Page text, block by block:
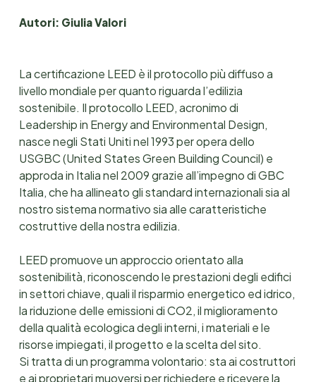
Autori: Giulia Valori
La certificazione LEED è il protocollo più diffuso a
livello mondiale per quanto riguarda l’edilizia
sostenibile. Il protocollo LEED, acronimo di
Leadership in Energy and Environmental Design,
nasce negli Stati Uniti nel 1993 per opera dello
USGBC (United States Green Building Council) e
approda in Italia nel 2009 grazie all’impegno di GBC
Italia, che ha allineato gli standard internazionali sia al
nostro sistema normativo sia alle caratteristiche
costruttive della nostra edilizia.
LEED promuove un approccio orientato alla
sostenibilità, riconoscendo le prestazioni degli edifici
in settori chiave, quali il risparmio energetico ed idrico,
la riduzione delle emissioni di CO2, il miglioramento
della qualità ecologica degli interni, i materiali e le
risorse impiegati, il progetto e la scelta del sito.
Si tratta di un programma volontario: sta ai costruttori
e ai proprietari muoversi per richiedere e ricevere la